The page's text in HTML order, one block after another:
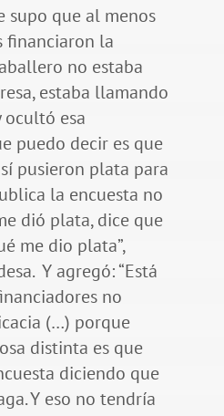
supo que al menos
financiaron la
no estaba
estaba llamando
ocultó esa
puedo decir es que
pusieron plata para
la encuesta no
dió plata, dice que
me dio plata”,
Y agregó: “Está
no
(…) porque
distinta es que
diciendo que
Y eso no tendría